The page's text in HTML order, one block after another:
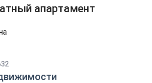
апартамент